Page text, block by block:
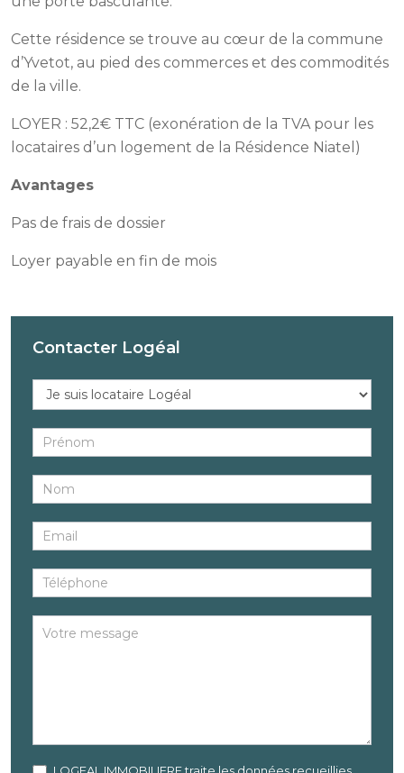
Cette résidence se trouve au cœur de la commune
d’Yvetot, au pied des commerces et des commodités
de la ville.
LOYER : 52,2€ TTC (exonération de la TVA pour les
locataires d’un logement de la Résidence Niatel)
Avantages
Pas de frais de dossier
Loyer payable en fin de mois
Contacter Logéal
Réponse
au
bien